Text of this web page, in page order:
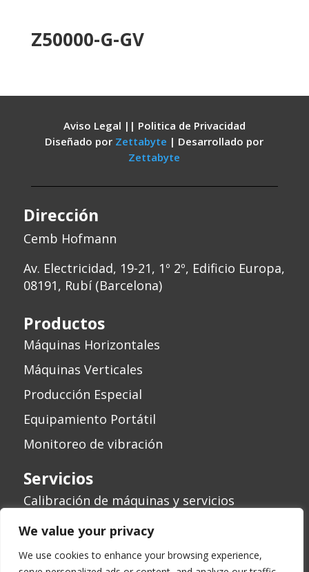
We value your privacy
We use cookies to enhance your browsing experience,
Z50000-G-GV
Aviso Legal || Politica de Privacidad
Diseñado por Zettabyte | Desarrollado por
Zettabyte
Dirección
Cemb Hofmann
Av. Electricidad, 19-21, 1º 2º, Edificio Europa,
08191, Rubí (Barcelona)
Productos
Máquinas Horizontales
Máquinas Verticales
Producción Especial
Equipamiento Portátil
Monitoreo de vibración
Servicios
Calibración de máquinas y servicios
Revisión de máquinas